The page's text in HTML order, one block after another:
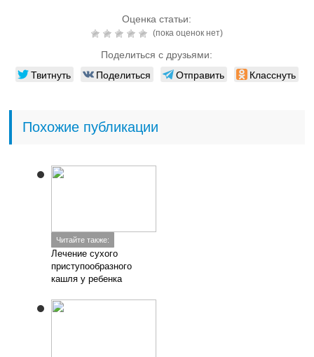
Оценка статьи:
(пока оценок нет)
Поделиться с друзьями:
Твитнуть Поделиться Отправить Класснуть
Похожие публикации
Читайте также:
Лечение сухого
приступообразного
кашля у ребенка